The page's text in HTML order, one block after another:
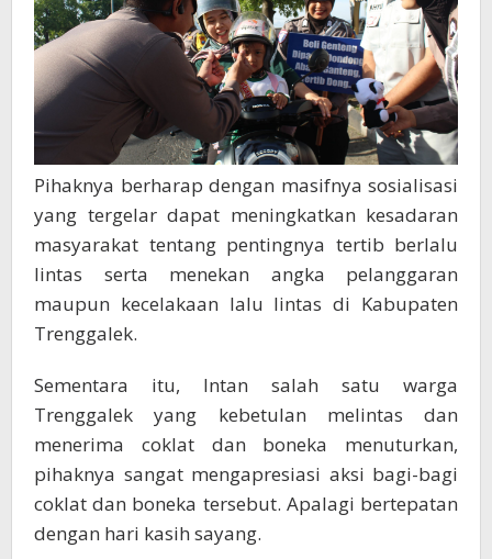
Pihaknya berharap dengan masifnya sosialisasi
yang tergelar dapat meningkatkan kesadaran
masyarakat tentang pentingnya tertib berlalu
lintas serta menekan angka pelanggaran
maupun kecelakaan lalu lintas di Kabupaten
Trenggalek.
Sementara itu, Intan salah satu warga
Trenggalek yang kebetulan melintas dan
menerima coklat dan boneka menuturkan,
pihaknya sangat mengapresiasi aksi bagi-bagi
coklat dan boneka tersebut. Apalagi bertepatan
dengan hari kasih sayang.